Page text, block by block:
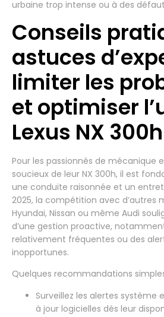
urbaine trop intense ou à des
Conseils
astuces
limiter les
et optimiser
Lexus NX 300h
Pour les passionnés de mécanique
soucieux de leur NX 300h, il est
une conduite raisonnée et un
2025, la compétition avec d’autres
Hyundai, Nissan ou même Audi
d’une gestion proactive,
relativement fréquentes ou des
inopportunes.
Quelques recommandations
Surveillez les alertes système
à jour logicielles dès leur